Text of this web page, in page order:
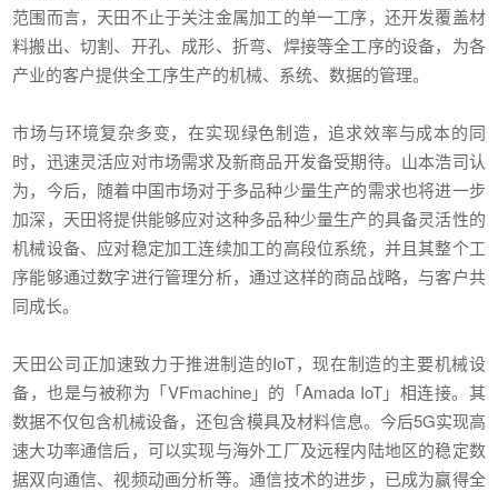
范围而言，天田不止于关注金属加工的单一工序，还开发覆盖材
料搬出、切割、开孔、成形、折弯、焊接等全工序的设备，为各
产业的客户提供全工序生产的机械、系统、数据的管理。
市场与环境复杂多变，在实现绿色制造，追求效率与成本的同
时，迅速灵活应对市场需求及新商品开发备受期待。山本浩司认
为，今后，随着中国市场对于多品种少量生产的需求也将进一步
加深，天田将提供能够应对这种多品种少量生产的具备灵活性的
机械设备、应对稳定加工连续加工的高段位系统，并且其整个工
序能够通过数字进行管理分析，通过这样的商品战略，与客户共
同成长。
天田公司正加速致力于推进制造的IoT，现在制造的主要机械设
备，也是与被称为「VFmachine」的「Amada IoT」相连接。其
数据不仅包含机械设备，还包含模具及材料信息。今后5G实现高
速大功率通信后，可以实现与海外工厂及远程内陆地区的稳定数
据双向通信、视频动画分析等。通信技术的进步，已成为赢得全